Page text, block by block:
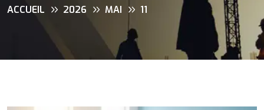
ACCUEIL 2026 MAI 11